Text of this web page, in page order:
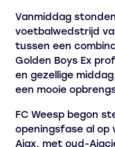
Vanmiddag
voetbalwedstrijd
tussen een
Golden Boys Ex
en gezellige
een mooie
FC Weesp begon
openingsfase al op
Ajax, met oud-